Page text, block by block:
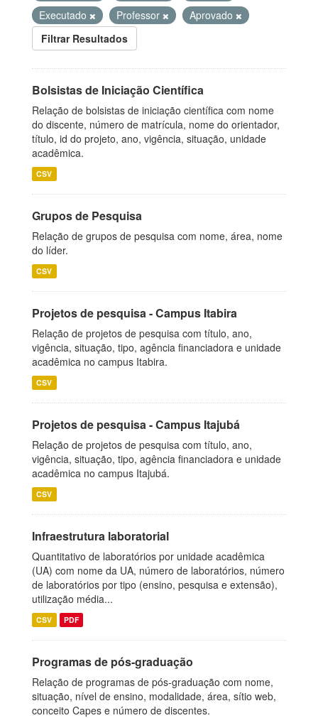
Executado
Professor
Aprovado
Filtrar Resultados
Bolsistas de Iniciação Científica
Relação de bolsistas de iniciação científica com nome
do discente, número de matrícula, nome do orientador,
título, id do projeto, ano, vigência, situação, unidade
acadêmica.
CSV
Grupos de Pesquisa
Relação de grupos de pesquisa com nome, área, nome
do líder.
CSV
Projetos de pesquisa - Campus Itabira
Relação de projetos de pesquisa com título, ano,
vigência, situação, tipo, agência financiadora e unidade
acadêmica no campus Itabira.
CSV
Projetos de pesquisa - Campus Itajubá
Relação de projetos de pesquisa com título, ano,
vigência, situação, tipo, agência financiadora e unidade
acadêmica no campus Itajubá.
CSV
Infraestrutura laboratorial
Quantitativo de laboratórios por unidade acadêmica
(UA) com nome da UA, número de laboratórios, número
de laboratórios por tipo (ensino, pesquisa e extensão),
utilização média...
CSV PDF
Programas de pós-graduação
Relação de programas de pós-graduação com nome,
situação, nível de ensino, modalidade, área, sítio web,
conceito Capes e número de discentes.